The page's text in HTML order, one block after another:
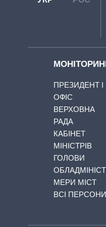
ПРЕЗИДЕНТ І
ОФІС
ВЕРХОВНА
РАДА
КАБІНЕТ
МІНІСТРІВ
ГОЛОВИ
МЕРИ МІСТ
ВСІ ПЕРСОНИ